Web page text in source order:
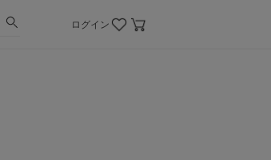
ログイン